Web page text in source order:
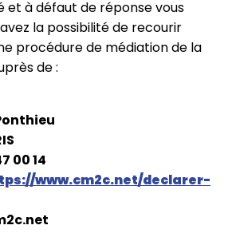
et à défaut de réponse vous
la possibilité de recourir
procédure de médiation de la
de :
00 14
www.cm2c.net/declarer-